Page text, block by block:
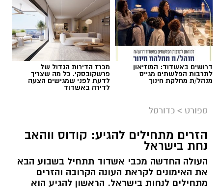
דרושים באשדוד: המוזיאון
לתרבות הפלשתים מגייס
מנהל/ת מחלקת חינוך
מכרז הדירות הגדול של
פרשקובסקי. כל מה שצריך
לדעת לפני שמגישים הצעה
לדירה באשדוד
ספורט > כדורסל
הזרים מתחילים להגיע: קודוס ווהאב
נחת בישראל
העולה החדשה מכבי אשדוד תתחיל בשבוע הבא
את האימונים לקראת העונה הקרובה והזרים
מתחילים לנחות בישראל. הראשון להגיע הוא